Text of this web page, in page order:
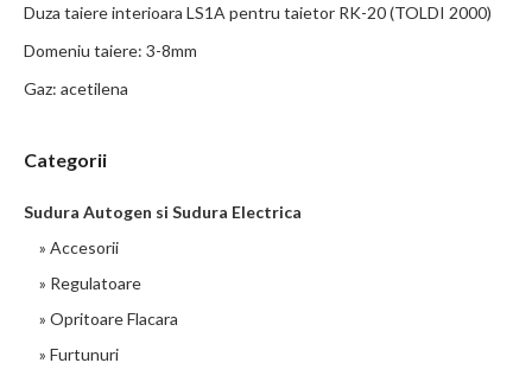
Duza taiere interioara LS1A pentru taietor RK-20 (TOLDI 2000)
Domeniu taiere: 3-8mm
Gaz: acetilena
Categorii
Sudura Autogen si Sudura Electrica
» Accesorii
» Regulatoare
» Opritoare Flacara
» Furtunuri